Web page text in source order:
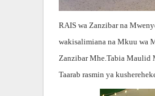
RAIS wa Zanzibar na
wakisalimiana na Mkuu wa
Zanzibar Mhe.Tabia
Taarab rasmin ya